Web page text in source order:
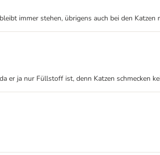
immer stehen, übrigens auch bei den Katzen
er ja nur Füllstoff ist, denn Katzen schmecken